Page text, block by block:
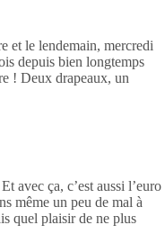
et le lendemain, mercredi
depuis bien longtemps
! Deux drapeaux, un
avec ça, c’est aussi l’euro
même un peu de mal à
quel plaisir de ne plus